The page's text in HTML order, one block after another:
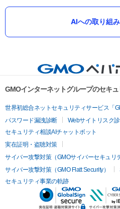
AIへの取り組み
GMOインターネットグループのセキ
世界初総合ネットセキュリティサービス「
パスワード漏洩診断
Webサイトリスク
セキュリティ相談AIチャットボット
実在証明・盗聴対策
サイバー攻撃対策（GMOサイバーセキュリ
サイバー攻撃対策（GMO Flatt Security）
セキュリティ事業の軌跡